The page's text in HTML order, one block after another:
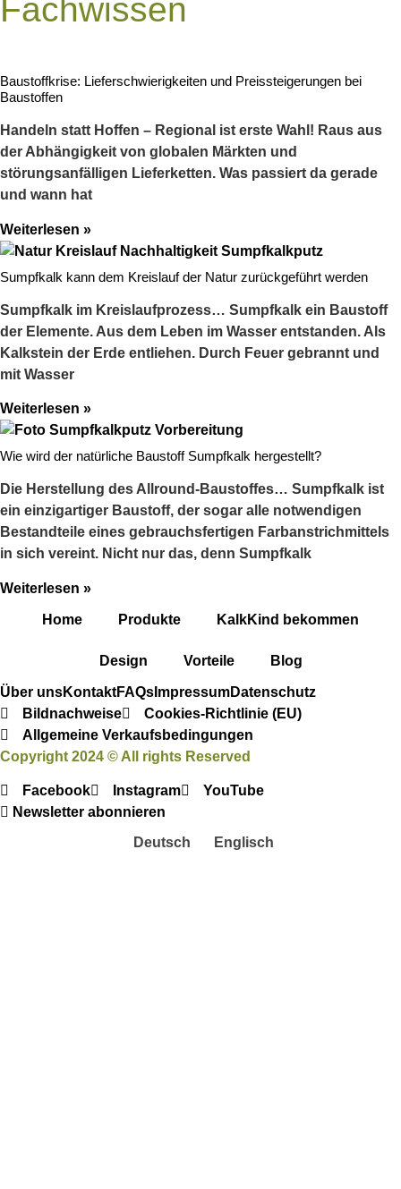
Fachwissen
Baustoffkrise: Lieferschwierigkeiten und Preissteigerungen bei
Baustoffen
Handeln statt Hoffen – Regional ist erste Wahl! Raus aus
der Abhängigkeit von globalen Märkten und
störungsanfälligen Lieferketten. Was passiert da gerade
und wann hat
Weiterlesen »
Sumpfkalk kann dem Kreislauf der Natur zurückgeführt werden
Sumpfkalk im Kreislaufprozess… Sumpfkalk ein Baustoff
der Elemente. Aus dem Leben im Wasser entstanden. Als
Kalkstein der Erde entliehen. Durch Feuer gebrannt und
mit Wasser
Weiterlesen »
Wie wird der natürliche Baustoff Sumpfkalk hergestellt?
Die Herstellung des Allround-Baustoffes… Sumpfkalk ist
ein einzigartiger Baustoff, der sogar alle notwendigen
Bestandteile eines gebrauchsfertigen Farbanstrichmittels
in sich vereint. Nicht nur das, denn Sumpfkalk
Weiterlesen »
Home Produkte KalkKind bekommen
Design Vorteile Blog
Über unsKontaktFAQs ImpressumDatenschutz
Bildnachweise
Cookies-Richtlinie (EU)
Allgemeine Verkaufsbedingungen
Copyright 2024 © All rights Reserved
Facebook Instagram
YouTube
Newsletter abonnieren
Deutsch
Englisch